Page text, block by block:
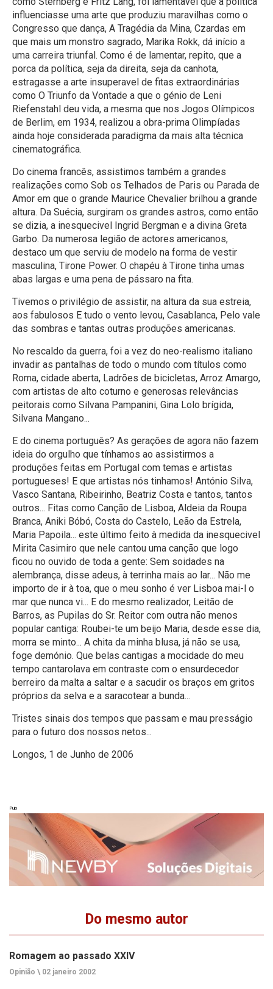
influenciasse uma arte que produziu maravilhas como o
Congresso que dança, A Tragédia da Mina, Czardas em
que mais um monstro sagrado, Marika Rokk, dá início a
uma carreira triunfal. Como é de lamentar, repito, que a
porca da política, seja da direita, seja da canhota,
estragasse a arte insuperavel de fitas extraordinárias
como O Triunfo da Vontade a que o génio de Leni
Riefenstahl deu vida, a mesma que nos Jogos Olímpicos
de Berlim, em 1934, realizou a obra-prima Olimpíadas
ainda hoje considerada paradigma da mais alta técnica
cinematográfica.
Do cinema francês, assistimos também a grandes
realizações como Sob os Telhados de Paris ou Parada de
Amor em que o grande Maurice Chevalier brilhou a grande
altura. Da Suécia, surgiram os grandes astros, como então
se dizia, a inesquecivel Ingrid Bergman e a divina Greta
Garbo. Da numerosa legião de actores americanos,
destaco um que serviu de modelo na forma de vestir
masculina, Tirone Power. O chapéu à Tirone tinha umas
abas largas e uma pena de pássaro na fita.
Tivemos o privilégio de assistir, na altura da sua estreia,
aos fabulosos E tudo o vento levou, Casablanca, Pelo vale
das sombras e tantas outras produções americanas.
No rescaldo da guerra, foi a vez do neo-realismo italiano
invadir as pantalhas de todo o mundo com títulos como
Roma, cidade aberta, Ladrões de bicicletas, Arroz Amargo,
com artistas de alto coturno e generosas relevâncias
peitorais como Silvana Pampanini, Gina Lolo brígida,
Silvana Mangano...
E do cinema português? As gerações de agora não fazem
ideia do orgulho que tínhamos ao assistirmos a
produções feitas em Portugal com temas e artistas
portugueses! E que artistas nós tinhamos! António Silva,
Vasco Santana, Ribeirinho, Beatriz Costa e tantos, tantos
outros... Fitas como Canção de Lisboa, Aldeia da Roupa
Branca, Aniki Bóbó, Costa do Castelo, Leão da Estrela,
Maria Papoila... este último feito à medida da inesquecivel
Mirita Casimiro que nele cantou uma canção que logo
ficou no ouvido de toda a gente: Sem soidades na
alembrança, disse adeus, à terrinha mais ao lar... Não me
importo de ir à toa, que o meu sonho é ver Lisboa mai-l o
mar que nunca vi... E do mesmo realizador, Leitão de
Barros, as Pupilas do Sr. Reitor com outra não menos
popular cantiga: Roubei-te um beijo Maria, desde esse dia,
morra se minto... A chita da minha blusa, já não se usa,
foge demónio. Que belas cantigas a mocidade do meu
tempo cantarolava em contraste com o ensurdecedor
berreiro da malta a saltar e a sacudir os braços em gritos
próprios da selva e a saracotear a bunda...
Tristes sinais dos tempos que passam e mau presságio
para o futuro dos nossos netos...
Longos, 1 de Junho de 2006
Pub
Do mesmo autor
Romagem ao passado XXIV
Opinião \ 02 janeiro 2002